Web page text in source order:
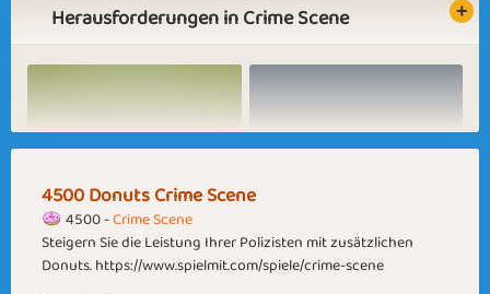
Herausforderungen in Crime Scene
Fruit salad Rainy Mornings
4500 Donuts Crime Scene
4500 -Crime Scene
Steigern Sie die Leistung Ihrer Polizisten mit zusätzlichen
Donuts. https://www.spielmit.com/spiele/crime-scene